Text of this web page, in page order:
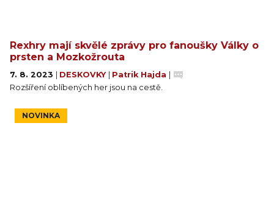
Rexhry mají skvělé zprávy pro fanoušky Války o
prsten a Mozkožrouta
7. 8. 2023 DESKOVKY Patrik Hajda
Rozšíření oblíbených her jsou na cestě.
NOVINKA